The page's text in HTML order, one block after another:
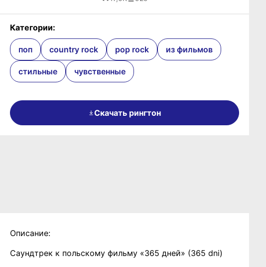
Категории:
поп country rock pop rock из фильмов
стильные чувственные
Скачать рингтон
Описание:
Саундтрек к польскому фильму «365 дней» (365 dni)